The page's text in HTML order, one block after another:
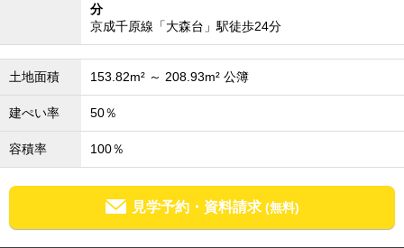
分
京成千原線「大森台」駅徒歩24分
土地面積 153.82m² ～ 208.93m² 公簿
建ぺい率 50％
容積率 100％
見学予約・資料請求 (無料)
松戸･柏方面エリアの新築一戸建
松戸･柏方面エリアの中古一戸建
成田･銚子方面エリア
成田･銚子方面エリアの新築一戸建
成田･銚子方面エリアのマンション
成田･銚子方面エリアの土地
四街道･佐倉･八千代方面エリア
四街道･佐倉･八千代方面エリアの新築一戸建